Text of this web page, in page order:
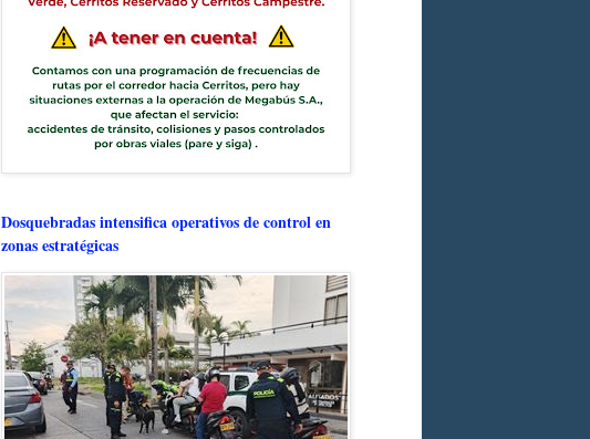
Dosquebradas intensifica operativos de control en
zonas estratégicas